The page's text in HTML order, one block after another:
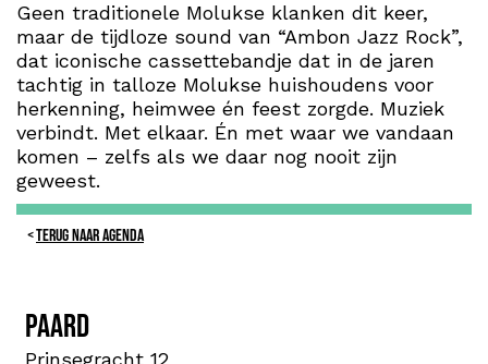
Geen traditionele Molukse klanken dit keer,
maar de tijdloze sound van “Ambon Jazz Rock”,
dat iconische cassettebandje dat in de jaren
tachtig in talloze Molukse huishoudens voor
herkenning, heimwee én feest zorgde. Muziek
verbindt. Met elkaar. Én met waar we vandaan
komen – zelfs als we daar nog nooit zijn
geweest.
TERUG NAAR AGENDA
PAARD